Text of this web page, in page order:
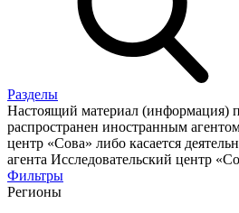
Разделы
Настоящий материал (информация)
распространен иностранным
центр «Сова» либо касается
агента Исследовательский центр
Фильтры
Регионы